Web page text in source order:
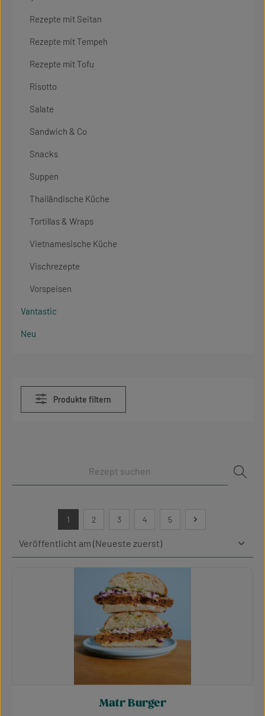
Rezepte mit Seitan
Rezepte mit Tempeh
Rezepte mit Tofu
Risotto
Salate
Sandwich & Co
Snacks
Suppen
Thailändische Küche
Tortillas & Wraps
Vietnamesische Küche
Vischrezepte
Vorspeisen
Vantastic
Neu
Produkte filtern
Seite
1
Seite
2
Seite
3
Seite
4
Seite
5
Matr Burger